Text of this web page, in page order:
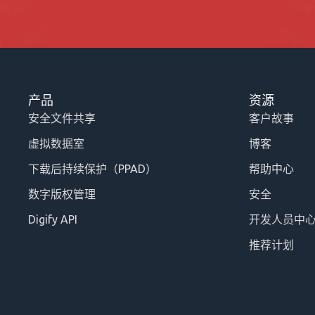
产品
安全文件共享
虚拟数据室
下载后持续保护（PPAD）
数字版权管理
Digify API
资源
客户故事
博客
帮助中心
安全
开发人员中
推荐计划